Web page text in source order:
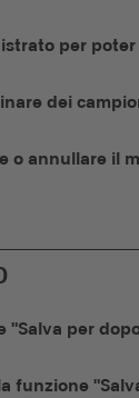
per
dei
o annullare il
"Salva per
funzione